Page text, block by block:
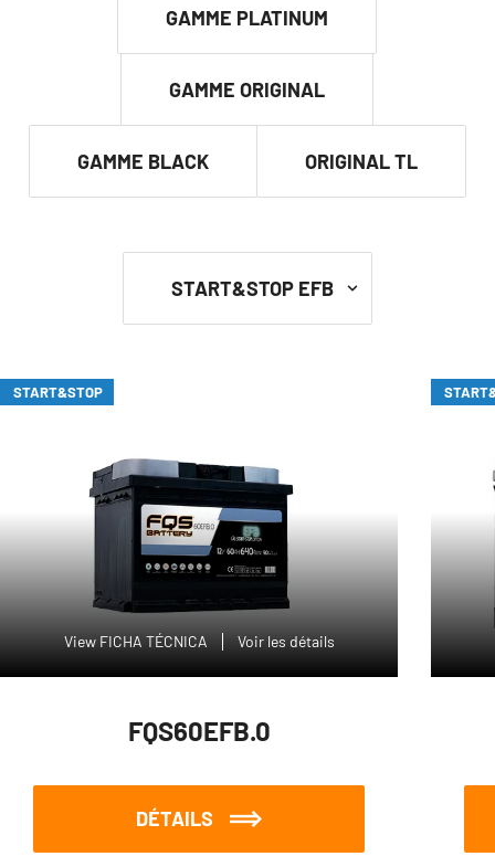
GAMME PLATINUM
GAMME ORIGINAL
GAMME BLACK ORIGINAL TL
START&STOP
View FICHA TÉCNICA Voir les détails
FQS60EFB.0
DÉTAILS